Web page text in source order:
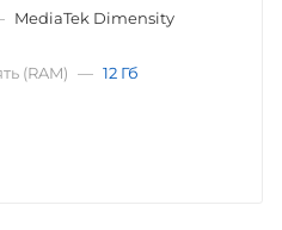
MediaTek Dimensity
(RAM) — 12 Гб